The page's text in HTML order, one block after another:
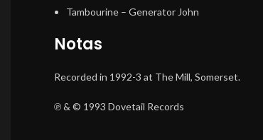
Tambourine – Generator John
Notas
Recorded in 1992-3 at The Mill, Somerset.
℗ & © 1993 Dovetail Records